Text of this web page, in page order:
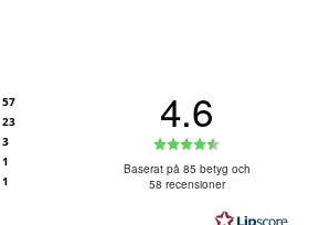
Betyg: 5 utav 5 stjärnor
57
Betyg: 4 utav 5 stjärnor
23
Betyg: 3 utav 5 stjärnor
3
Betyg: 2 utav 5 stjärnor
1
Betyg: 1 utav 5 stjärnor
1
4.6
4.6
utav
Baserat på 85 betyg och
58 recensioner